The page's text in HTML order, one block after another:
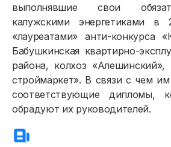
выполнявшие свои
калужскими энергетиками в
«лауреатами» анти-конкурса
Бабушкинская квартирно-
района, колхоз
строймаркет». В связи с чем
соответствующие дипломы,
обрадуют их руководителей.
Онлайн-сервисы
Полезное